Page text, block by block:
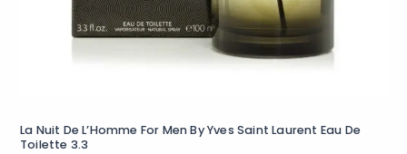
La Nuit De L’Homme For Men By Yves Saint Laurent Eau De
Toilette 3.3